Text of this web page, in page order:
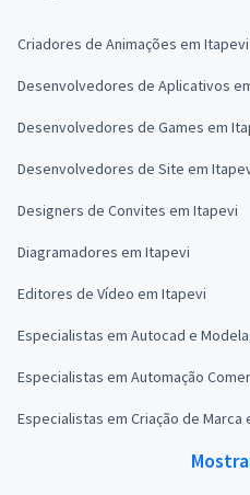
Criadores de Animações em Itapevi
Desenvolvedores de Aplicativos
Desenvolvedores de Games em
Desenvolvedores de Site em
Designers de Convites em Itapevi
Diagramadores em Itapevi
Editores de Vídeo em Itapevi
Especialistas em Autocad e
Especialistas em Automação
Especialistas em Criação de Marca